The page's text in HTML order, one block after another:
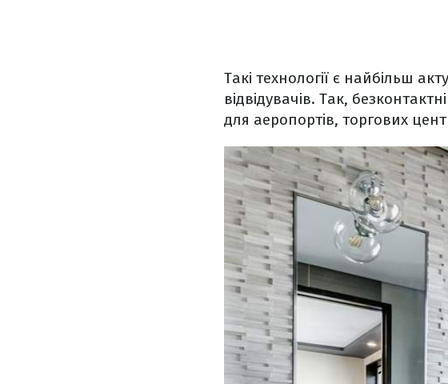
Такі технології є найбільш
відвідувачів. Так,
для аеропортів, торгових